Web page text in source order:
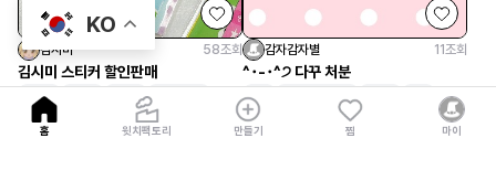
KO
김시미 조회 11조회
홈 윗치팩토리 만들기 찜 마이